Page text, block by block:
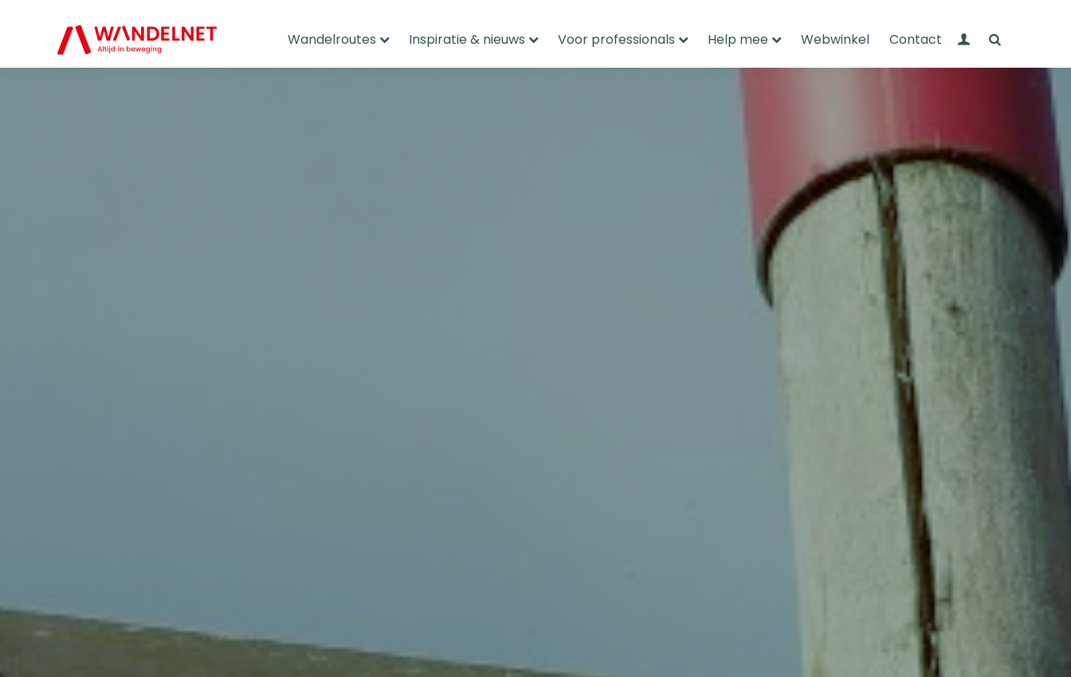
Wandelroutes Inspiratie & nieuws Voor professionals Help mee Webwinkel Contact Mijn Wandelnet